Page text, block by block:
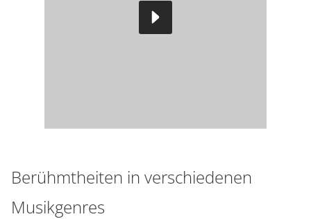
Berühmtheiten in verschiedenen
Musikgenres